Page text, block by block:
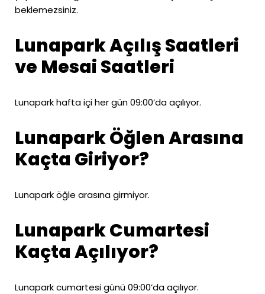
beklemezsiniz.
Lunapark Açılış Saatleri
ve Mesai Saatleri
Lunapark hafta içi her gün 09:00’da açılıyor.
Lunapark Öğlen Arasına
Kaçta Giriyor?
Lunapark öğle arasına girmiyor.
Lunapark Cumartesi
Kaçta Açılıyor?
Lunapark cumartesi günü 09:00’da açılıyor.